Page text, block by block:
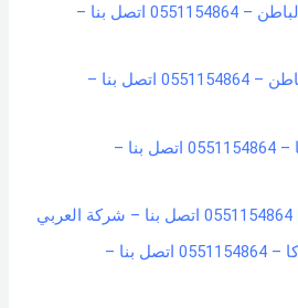
شركة تنظيف كنب بحفر الباطن – 0551154864 اتصل بنا –
شركة نقل عفش بحفر الباطن – 0551154864 اتصل بنا –
شركة تنظيف كنب بسكاكا – 0551154864 اتصل بنا –
شركة تنظيف سجاد بسكاكا – 0551154864 اتصل بنا –